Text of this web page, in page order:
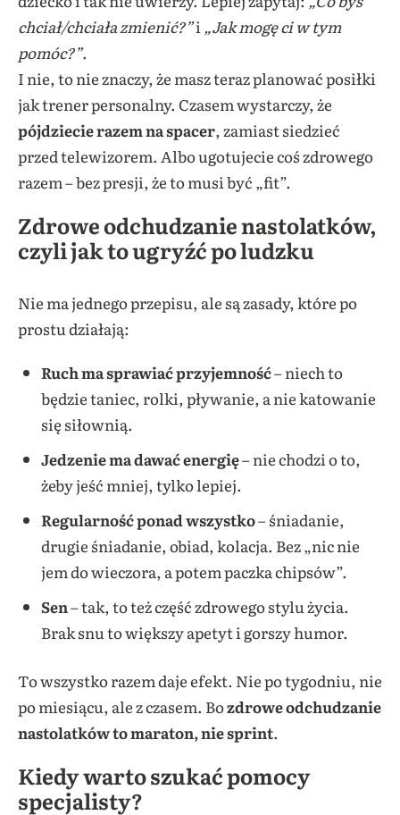
chciał/chciała zmienić?”i „Jak mogę ci w tym
pomóc?”.
I nie, to nie znaczy, że masz teraz planować posiłki
jak trener personalny. Czasem wystarczy, że
pójdziecie razem na spacer, zamiast siedzieć
przed telewizorem. Albo ugotujecie coś zdrowego
razem – bez presji, że to musi być „fit”.
Zdrowe odchudzanie nastolatków,
czyli jak to ugryźć po ludzku
Nie ma jednego przepisu, ale są zasady, które po
prostu działają:
Ruch ma sprawiać przyjemność– niech to
będzie taniec, rolki, pływanie, a nie katowanie
się siłownią.
Jedzenie ma dawać energię– nie chodzi o to,
żeby jeść mniej, tylko lepiej.
Regularność ponad wszystko– śniadanie,
drugie śniadanie, obiad, kolacja. Bez „nic nie
jem do wieczora, a potem paczka chipsów”.
Sen– tak, to też część zdrowego stylu życia.
Brak snu to większy apetyt i gorszy humor.
To wszystko razem daje efekt. Nie po tygodniu, nie
po miesiącu, ale z czasem. Bozdrowe odchudzanie
nastolatków to maraton, nie sprint.
Kiedy warto szukać pomocy
specjalisty?